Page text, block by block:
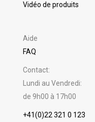
Vidéo de produits
Aide
FAQ
Contact:
Lundi au Vendredi:
de 9h00 à 17h00
+41(0)22 321 0 123